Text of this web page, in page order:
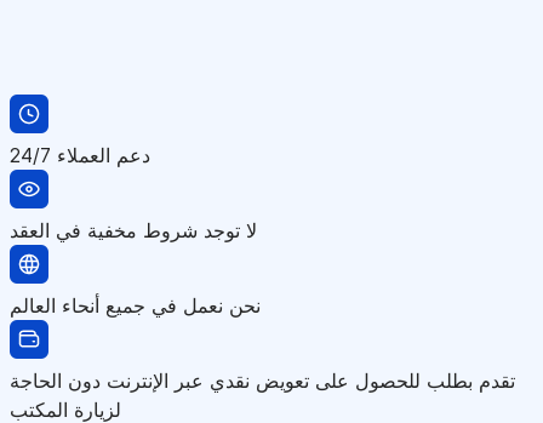
دعم العملاء 24/7
لا توجد شروط مخفية في العقد
نحن نعمل في جميع أنحاء العالم
تقدم بطلب للحصول على تعويض نقدي عبر الإنترنت دون الحاجة
لزيارة المكتب